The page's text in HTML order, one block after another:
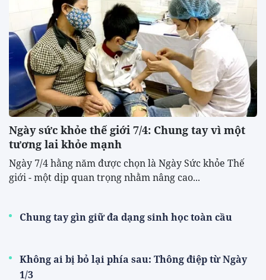
Ngày sức khỏe thế giới 7/4: Chung tay vì một
tương lai khỏe mạnh
Ngày 7/4 hằng năm được chọn là Ngày Sức khỏe Thế
giới - một dịp quan trọng nhằm nâng cao...
Chung tay gìn giữ đa dạng sinh học toàn cầu
Không ai bị bỏ lại phía sau: Thông điệp từ Ngày
1/3